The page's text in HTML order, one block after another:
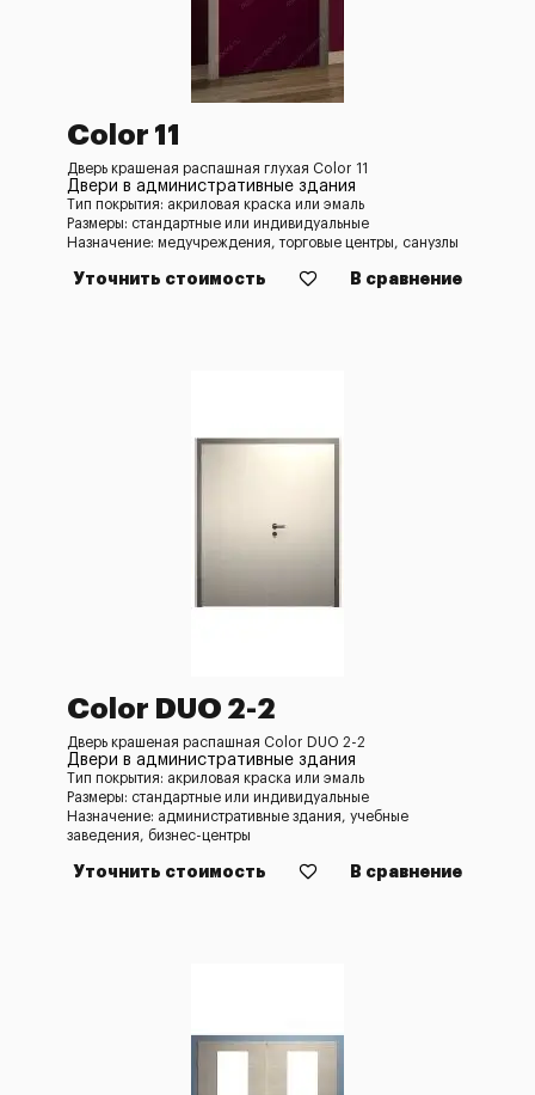
Color 11
Дверь крашеная распашная глухая Color 11
Двери в административные здания
Тип покрытия: акриловая краска или эмаль
Размеры: стандартные или индивидуальные
Назначение: медучреждения, торговые центры, санузлы
Уточнить стоимость В сравнение
Color DUO 2-2
Дверь крашеная распашная Color DUO 2-2
Двери в административные здания
Тип покрытия: акриловая краска или эмаль
Размеры: стандартные или индивидуальные
Назначение: административные здания, учебные
заведения, бизнес-центры
Уточнить стоимость В сравнение